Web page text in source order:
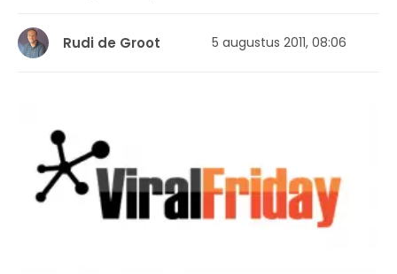
Rudi de Groot 5 augustus 2011, 08:06